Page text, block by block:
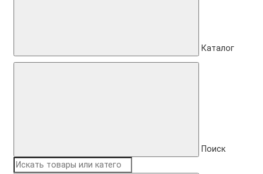
Каталог
Поиск